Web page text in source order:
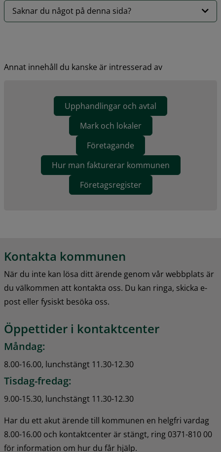
Saknar du något på denna sida?
Annat innehåll du kanske är intresserad av
Upphandlingar och avtal
Mark och lokaler
Företagande
Hur man fakturerar kommunen
Företagsregister
Kontakta kommunen
När du inte kan lösa ditt ärende genom vår webbplats är
du välkommen att kontakta oss. Du kan ringa, skicka e-
post eller fysiskt besöka oss.
Öppettider i kontaktcenter
Måndag:
8.00-16.00, lunchstängt 11.30-12.30
Tisdag-fredag:
9.00-15.30, lunchstängt 11.30-12.30
Har du ett akut ärende till kommunen en helgfri vardag
8.00-16.00 och kontaktcenter är stängt, ring 0371-810 00
för information om hur du får hjälp.